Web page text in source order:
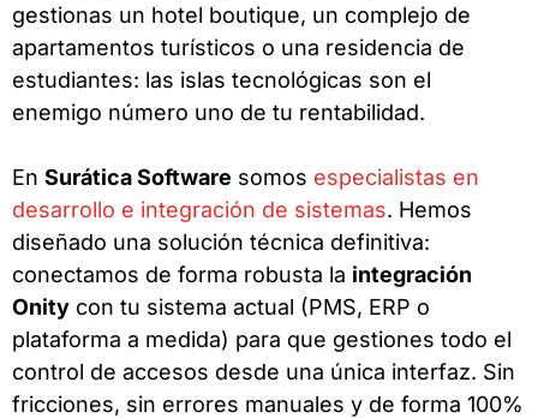
gestionas un hotel boutique, un complejo de
apartamentos turísticos o una residencia de
estudiantes: las islas tecnológicas son el
enemigo número uno de tu rentabilidad.
En Surática Software somos especialistas en
desarrollo e integración de sistemas. Hemos
diseñado una solución técnica definitiva:
conectamos de forma robusta la integración
Onity con tu sistema actual (PMS, ERP o
plataforma a medida) para que gestiones todo el
control de accesos desde una única interfaz. Sin
fricciones, sin errores manuales y de forma 100%